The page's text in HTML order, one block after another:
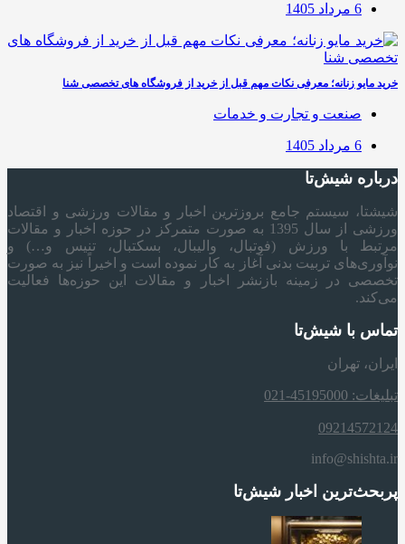
6 مرداد 1405
خرید مایو زنانه؛ معرفی نکات مهم قبل از خرید از فروشگاه های تخصصی شنا
صنعت و تجارت و خدمات
6 مرداد 1405
درباره شیش‌تا
شیشتا، سیستم جامع بروزترین اخبار و مقالات ورزشی و اقتصاد
ورزشی از سال 1395 به صورت متمرکز در حوزه اخبار و مقالات
مرتبط با ورزش (فوتبال، والیبال، بسکتبال، تنیس و…) و
نوآوری‌های تربیت بدنی آغاز به کار نموده است و اخیراً نیز به صورت
تخصصی در زمینه بازنشر اخبار و مقالات این حوزه‌ها فعالیت
می‌کند.
تماس با شیش‌تا
ایران، تهران
تبلیغات: 45195000-021
09214572124
info@shishta.ir
پربحث‌ترین اخبار شیش‌تا